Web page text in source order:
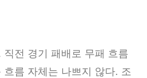
직전 경기 패배로 무패 흐름
름 자체는 나쁘지 않다. 조